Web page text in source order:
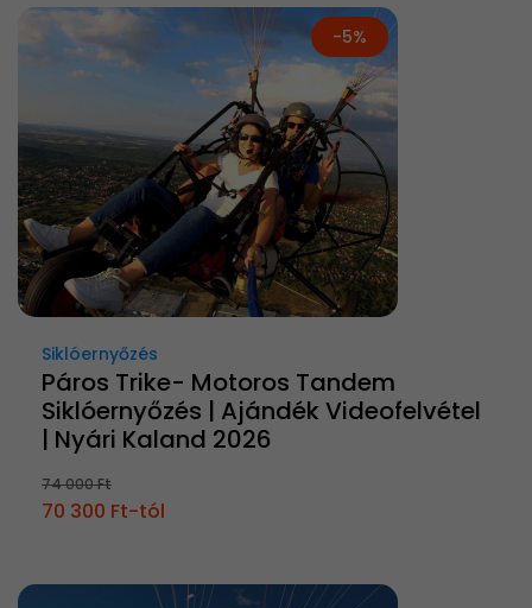
-5%
Siklóernyőzés
Páros Trike- Motoros Tandem
Siklóernyőzés | Ajándék Videofelvétel
| Nyári Kaland 2026
74 000 Ft
70 300 Ft-tól